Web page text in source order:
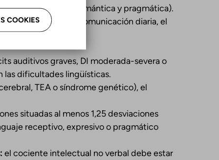
morfosintaxis, semántica y pragmática).
repercutir en la comunicación diaria, el
auditivos graves, DI moderada-severa o
las dificultades lingüísticas.
TEA o síndrome genético), el
situadas al menos 1,25 desviaciones
receptivo, expresivo o pragmático
el cociente intelectual no verbal debe estar
COOKIES